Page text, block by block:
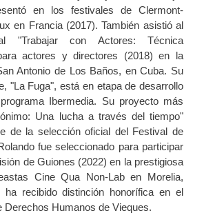
en los festivales de Clermont-
en Francia (2017). También asistió al
"Trabajar con Actores: Técnica
actores y directores (2018) en la
Antonio de Los Baños, en Cuba. Su
"La Fuga", está en etapa de desarrollo
Ibermedia. Su proyecto más
Una lucha a través del tiempo"
de la selección oficial del Festival de
fue seleccionado para participar
de Guiones (2022) en la prestigiosa
Cine Qua Non-Lab en Morelia,
ha recibido distinción honorífica en el
Derechos Humanos de Vieques.